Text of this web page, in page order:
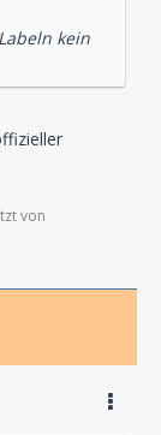
kein
von